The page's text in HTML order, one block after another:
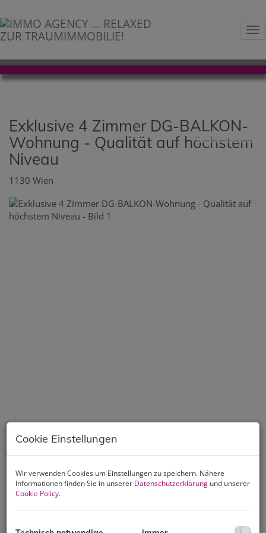
Exklusive 4 Zimmer DG-BALKON-
Wohnung - Qualität auf höchstem
Niveau
1130 Wien
Beschreibung
Lage: unmittelbar neben dem herrlichen Waldgebiet
Cookie Einstellungen
Wir verwenden Cookies um Einstellungen zu speichern. Nähere
Informationen finden Sie in unserer Datenschutzerklärung und unserer
Cookie Policy.